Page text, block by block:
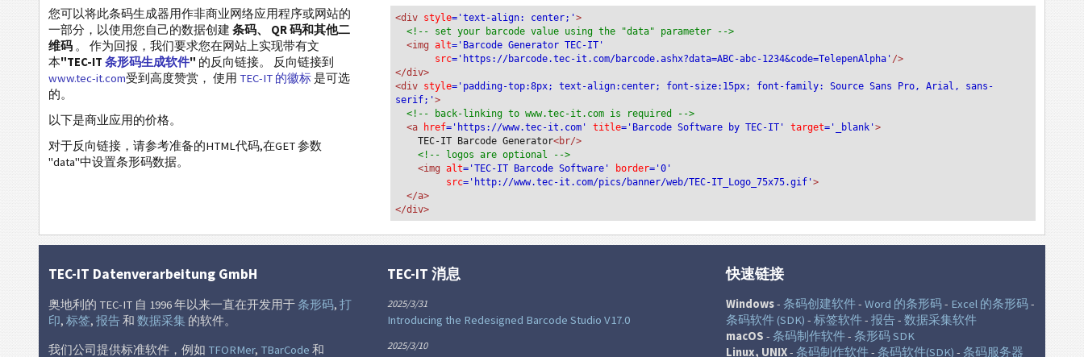
名片
Event 条码
您可以将此条码生成器用作非商业网络应用程序或网站的
一部分，以使用您自己的数据创建 条码、 QR 码和其他二
维码 。 作为回报，我们要求您在网站上实现带有文
本"TEC-IT 条形码生成软件" 的反向链接。 反向链接到
www.tec-it.com受到高度赞赏， 使用 TEC-IT 的徽标 是可选
的。
以下是商业应用的价格。
对于反向链接，请参考准备的HTML代码,在GET 参数
"data"中设置条形码数据。
<div style='text-align: center;'>
<!-- set your barcode value using the "data" parameter -->
<img alt='Barcode Generator TEC-IT'
src='https://barcode.tec-it.com/barcode.ashx?data=ABC-abc-1234&code=TelepenAlpha' />
</div>
<div style='padding-top:8px; text-align:center; font-size:15px; font-family: Source Sans Pro, Arial, sans-
serif;'>
<!-- back-linking to www.tec-it.com is required -->
<a
href='https://www.tec-it.com' title='Barcode Software by TEC-IT' target='_blank'>
TEC-IT Barcode Generator<br/>
<!-- logos are optional -->
<img alt='TEC-IT Barcode Software' border='0'
src='http://www.tec-it.com/pics/banner/web/TEC-IT_Logo_75x75.gif'>
</a>
</div>
TEC-IT Datenverarbeitung GmbH
奥地利的 TEC-IT 自 1996 年以来一直在开发用于条形码, 打
印, 标签, 报告和 数据采集 的软件。
我们公司提供标准软件，例如 TFORMer, TBarCode 和
TEC-IT 消息
2025/3/31
Introducing the Redesigned Barcode Studio V17.0
2025/3/10
快速链接
Windows- 条码创建软件- Word 的条形码- Excel 的条形码-
条码软件 (SDK) - 标签软件- 报告- 数据采集软件
macOS - 条码制作软件- 条形码 SDK
Linux, UNIX- 条码制作软件- 条码软件(SDK) - 条码服务器